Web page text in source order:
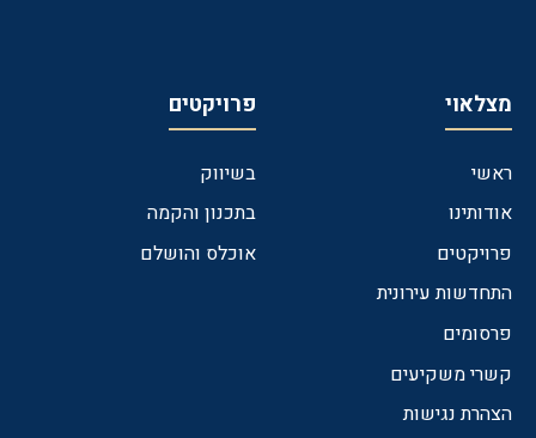
מצלאוי
ראשי
אודותינו
פרויקטים
התחדשות עירונית
פרסומים
קשרי משקיעים
הצהרת נגישות
פרויקטים
בשיווק
בתכנון והקמה
אוכלס והושלם